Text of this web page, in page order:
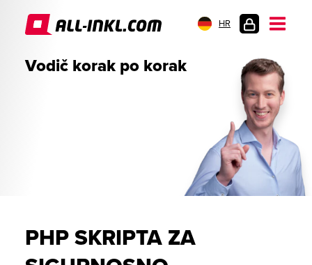
HR
Vodič korak po korak
PHP SKRIPTA ZA